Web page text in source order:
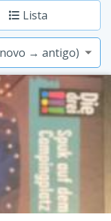
Lista